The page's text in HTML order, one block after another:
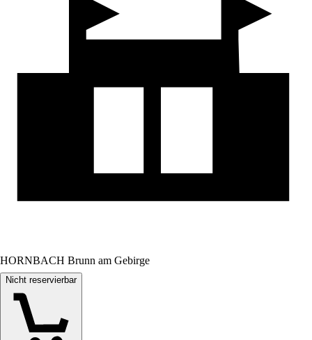
HORNBACH Brunn am Gebirge
Nicht reservierbar